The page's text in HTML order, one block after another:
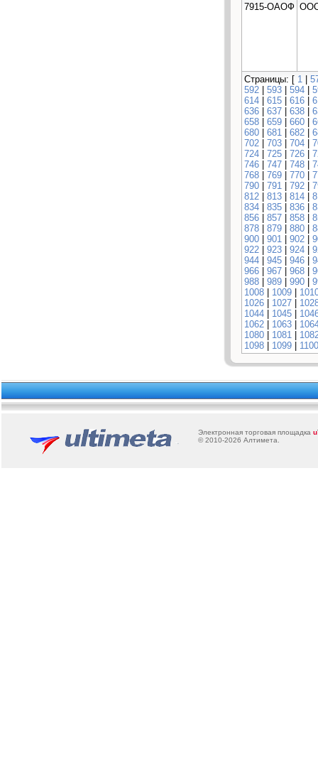
7915-ОАОФ
Страницы: [ 1 |
592 | 593 | 594 |
614 | 615 | 616 |
636 | 637 | 638 |
658 | 659 | 660 |
680 | 681 | 682 |
702 | 703 | 704 |
724 | 725 | 726 |
746 | 747 | 748 |
768 | 769 | 770 |
790 | 791 | 792 |
812 | 813 | 814 |
834 | 835 | 836 |
856 | 857 | 858 |
878 | 879 | 880 |
900 | 901 | 902 |
922 | 923 | 924 |
944 | 945 | 946 |
966 | 967 | 968 |
988 | 989 | 990 |
1008 | 1009 |
1026 | 1027 |
1044 | 1045 |
1062 | 1063 |
1080 | 1081 |
1098 | 1099 | 1100
Электронная торговая площадка u
© 2010-2026 Алтимета